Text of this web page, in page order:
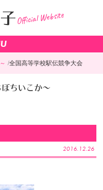
Official Website
全国高等学校駅伝競争大会
ちいこか～
2016.12.26